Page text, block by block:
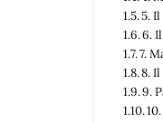
5.
6.
7.
8.
9.